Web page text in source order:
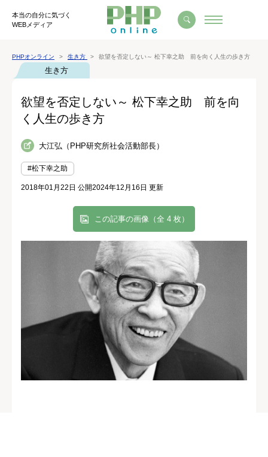
本当の自分に気づく
WEBメディア
PHPオンライン 生き方 欲望を否定しない～ 松下幸之助 前を向く人生の歩き方
生き方
欲望を否定しない～ 松下幸之助 前を向
く人生の歩き方
大江弘（PHP研究所社会活動部長）
#松下幸之助
2018年01月22日 公開2024年12月16日 更新
この記事の画像（全 4 枚）